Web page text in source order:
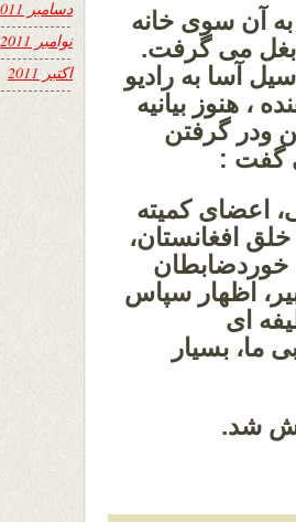
آن سوی خانه
بغل می گرفت.
آسا به رادیو
، هنوز بیانیه
ودر گرفتن
گفت :
اعضای کمیته
افغانستان،
خوردضابطان
اظهار سپاس
ای
ما، بسیار
شد.
دسامبر 2011
نوامبر 2011
اکتبر 2011